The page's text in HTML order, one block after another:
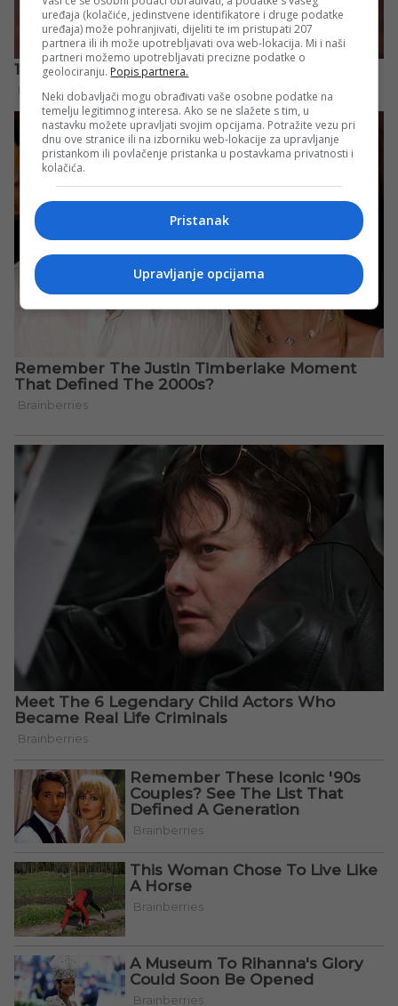
uređaja (kolačiće, jedinstvene identifikatore i druge podatke
uređaja) može pohranjivati, dijeliti te im pristupati 207
partnera ili ih može upotrebljavati ova web-lokacija. Mi i naši
partneri možemo upotrebljavati precizne podatke o
geolociranju. Popis partnera.
Neki dobavljači mogu obrađivati vaše osobne podatke na
temelju legitimnog interesa. Ako se ne slažete s tim, u
nastavku možete upravljati svojim opcijama. Potražite vezu pri
dnu ove stranice ili na izborniku web-lokacije za upravljanje
pristankom ili povlačenje pristanka u postavkama privatnosti i
kolačića.
Pristanak
Upravljanje opcijama